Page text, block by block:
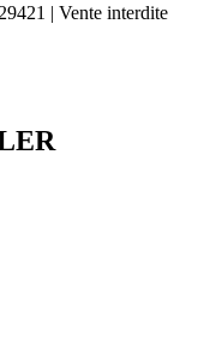
29421 | Vente interdite